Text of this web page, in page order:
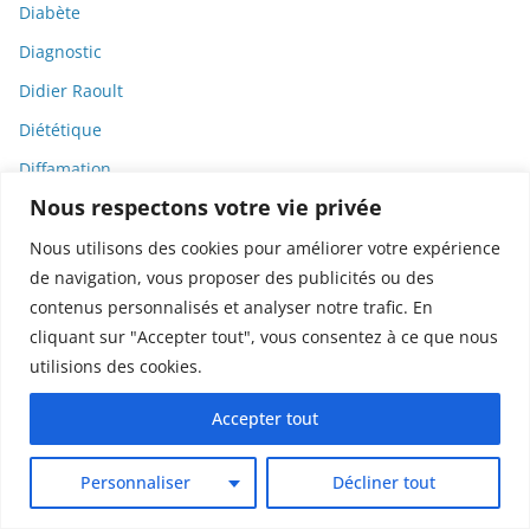
Nous respectons votre vie privée
Nous utilisons des cookies pour améliorer votre expérience
de navigation, vous proposer des publicités ou des
contenus personnalisés et analyser notre trafic. En
cliquant sur "Accepter tout", vous consentez à ce que nous
utilisions des cookies.
Personnaliser Décliner tout
Accepter tout
Diabète
Diagnostic
Didier Raoult
Diététique
Diffamation
Dignité
Diplomatie
Dispositifs médicaux
Dlct
Doctolib
DODGE
Donald Trump